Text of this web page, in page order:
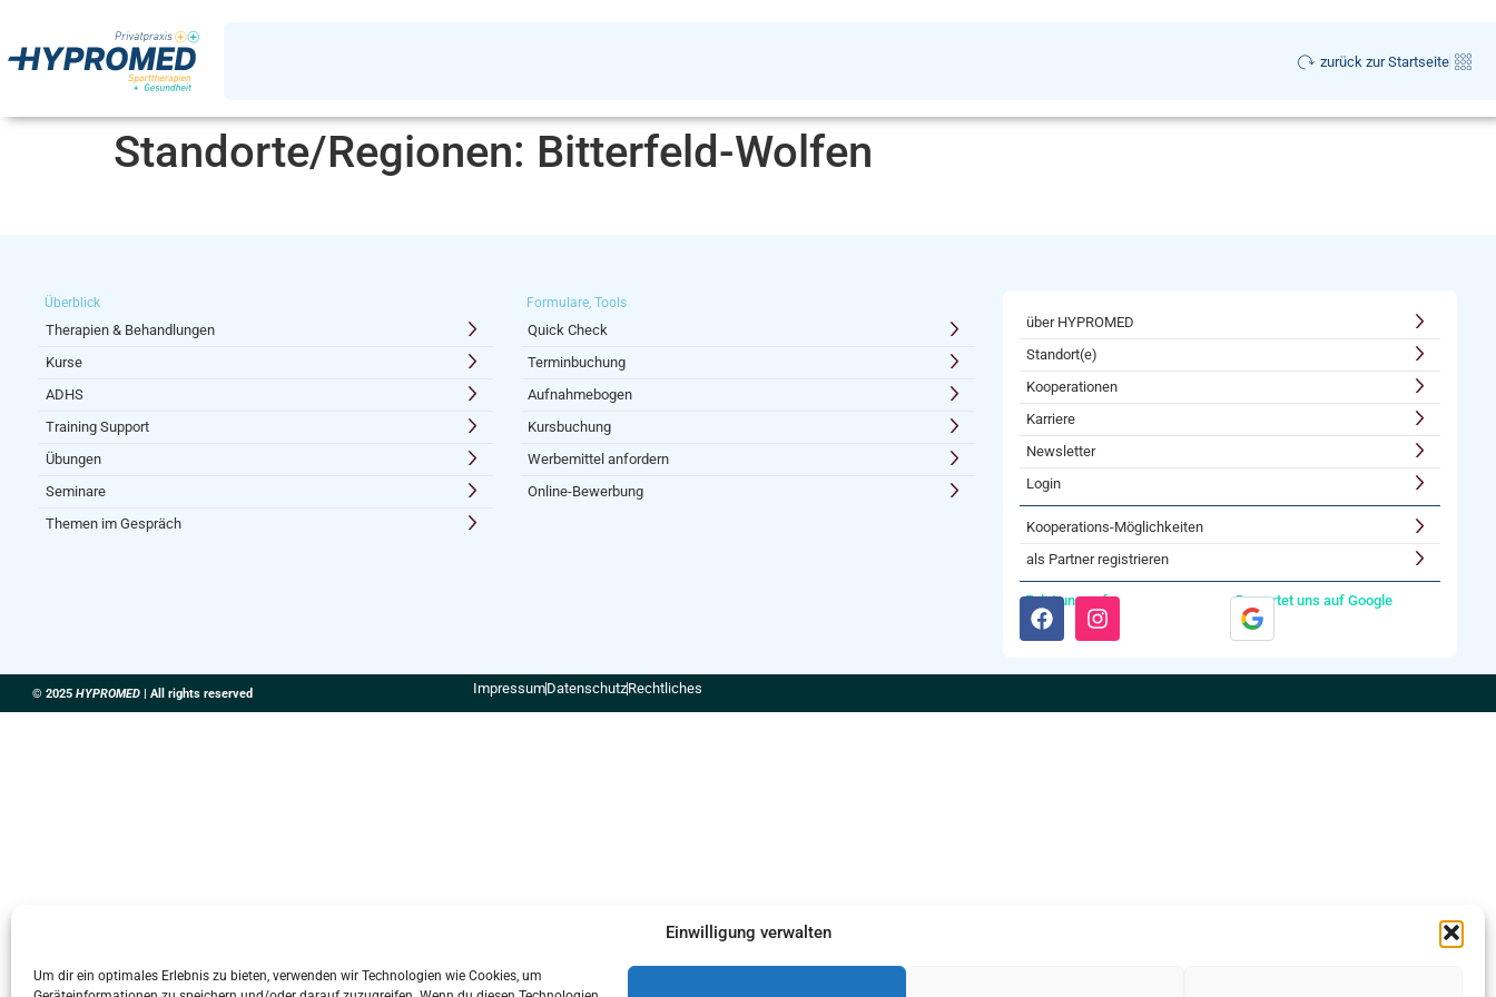
Einwilligung verwalten
Um dir ein optimales Erlebnis zu bieten, verwenden wir Technologien wie Cookies, um
zurück zur Startseite
Standorte/Regionen: Bitterfeld-Wolfen
Überblick
Therapien & Behandlungen
Kurse
ADHS
Training Support
Übungen
Seminare
Themen im Gespräch
Formulare, Tools
Quick Check
Terminbuchung
Aufnahmebogen
Kursbuchung
Werbemittel anfordern
Online-Bewerbung
über HYPROMED
Standort(e)
Kooperationen
Karriere
Newsletter
Login
Kooperations-Möglichkeiten
als Partner registrieren
Folgt uns auf: Bewertet uns auf Google
© 2025 HYPROMED | All rights reserved ImpressumDatenschutzRechtliches